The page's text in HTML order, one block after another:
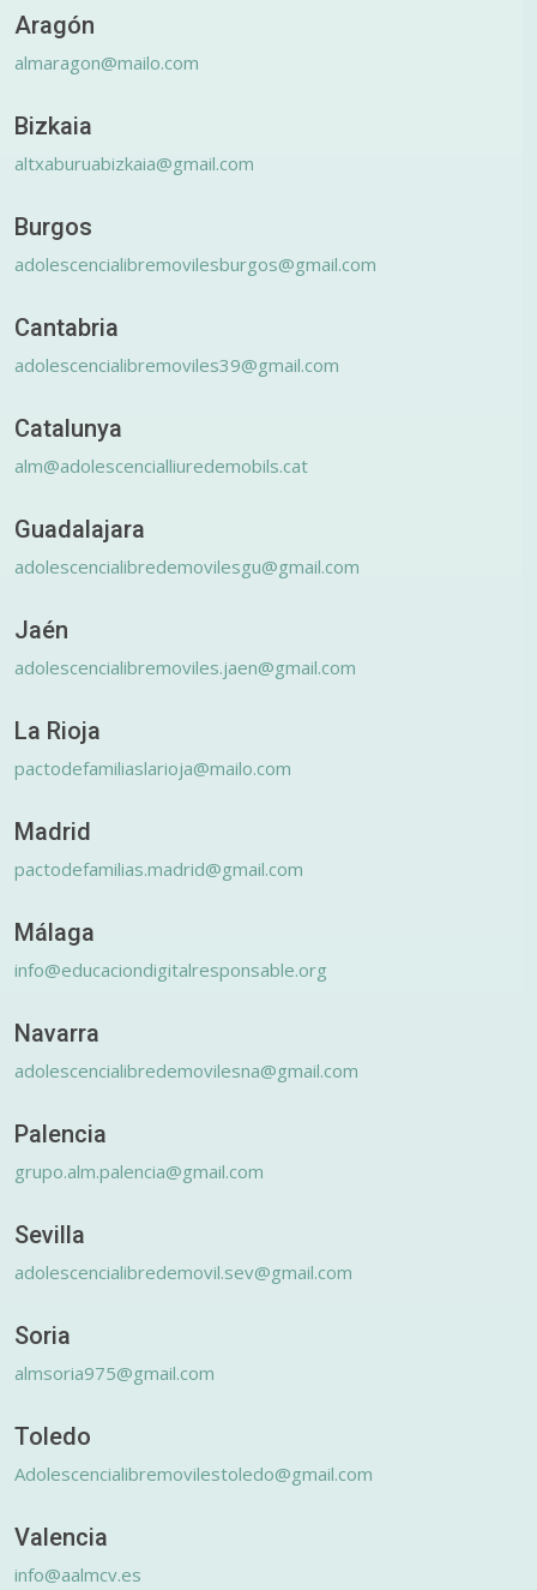
Aragón
almaragon@mailo.com
Bizkaia
altxaburuabizkaia@gmail.com
Burgos
adolescencialibremovilesburgos@gmail.com
Cantabria
adolescencialibremoviles39@gmail.com
Catalunya
alm@adolescencialliuredemobils.cat
Guadalajara
adolescencialibredemovilesgu@gmail.com
Jaén
adolescencialibremoviles.jaen@gmail.com
La Rioja
pactodefamiliaslarioja@mailo.com
Madrid
pactodefamilias.madrid@gmail.com
Málaga
info@educaciondigitalresponsable.org
Navarra
adolescencialibredemovilesna@gmail.com
Palencia
grupo.alm.palencia@gmail.com
Sevilla
adolescencialibredemovil.sev@gmail.com
Soria
almsoria975@gmail.com
Toledo
Adolescencialibremovilestoledo@gmail.com
Valencia
info@aalmcv.es